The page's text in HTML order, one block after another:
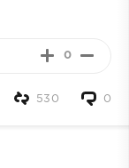
0
0
530